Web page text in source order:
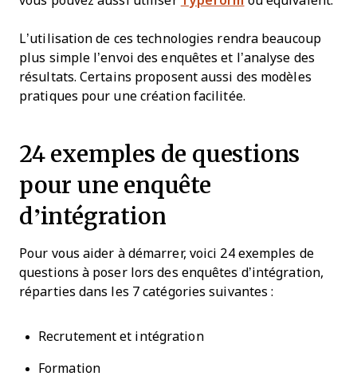
L’utilisation de ces technologies rendra beaucoup
plus simple l’envoi des enquêtes et l’analyse des
résultats. Certains proposent aussi des modèles
pratiques pour une création facilitée.
24 exemples de questions
pour une enquête
d’intégration
Pour vous aider à démarrer, voici 24 exemples de
questions à poser lors des enquêtes d’intégration,
réparties dans les 7 catégories suivantes :
Recrutement et intégration
Formation